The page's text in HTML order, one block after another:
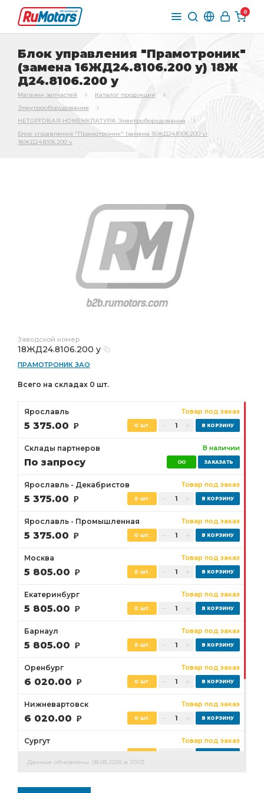
0
Блок управления "Прамотроник"
(замена 16ЖД24.8106.200 у) 18Ж
Д24.8106.200 у
Магазин запчастей
Каталог продукции
Электрооборудование
НЕТОРГОВАЯ НОМЕНКЛАТУРА Электроборудование
Блок управления "Прамотроник" (замена 16ЖД24.8106.200 у)
18ЖД24.8106.200 у
Заводской номер
18ЖД24.8106.200 у
ПРАМОТРОНИК ЗАО
Всего на складах 0 шт.
Ярославль Товар под заказ
5 375.00 Р 0 шт.
Склады партнеров В наличии
По запросу
Ярославль - Декабристов Товар под заказ
5 375.00 Р 0 шт.
Ярославль - Промышленная Товар под заказ
5 375.00 Р 0 шт.
Москва Товар под заказ
5 805.00 Р 0 шт.
Екатеринбург Товар под заказ
5 805.00 Р 0 шт.
Барнаул Товар под заказ
5 805.00 Р 0 шт.
Оренбург Товар под заказ
6 020.00 Р 0 шт.
Нижневартовск Товар под заказ
6 020.00 Р 0 шт.
Сургут Товар под заказ
Данные обновлены: 08.08.2026 в 20:03